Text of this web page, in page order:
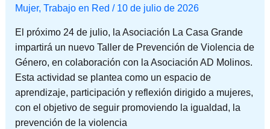
Mujer, Trabajo en Red / 10 de julio de 2026
El próximo 24 de julio, la Asociación La Casa Grande
impartirá un nuevo Taller de Prevención de Violencia de
Género, en colaboración con la Asociación AD Molinos.
Esta actividad se plantea como un espacio de
aprendizaje, participación y reflexión dirigido a mujeres,
con el objetivo de seguir promoviendo la igualdad, la
prevención de la violencia